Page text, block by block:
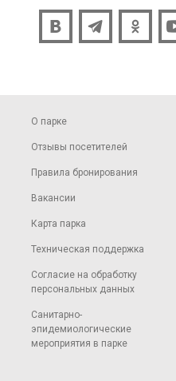
О парке
Отзывы посетителей
Правила бронирования
Вакансии
Карта парка
Техническая поддержка
Согласие на обработку
персональных данных
Санитарно-
эпидемиологические
мероприятия в парке